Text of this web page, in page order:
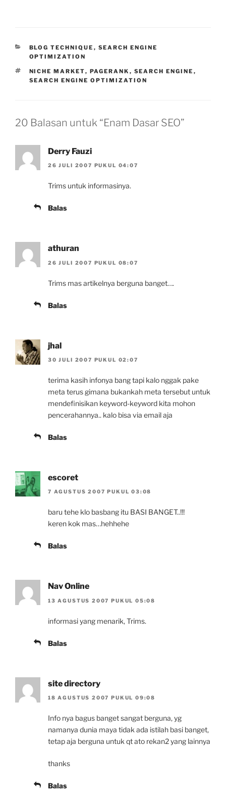
KATEGORI
BLOG TECHNIQUE , SEARCH ENGINE
OPTIMIZATION
TAG
NICHE MARKET, PAGERANK , SEARCH ENGINE ,
SEARCH ENGINE OPTIMIZATION
20 Balasan untuk “Enam Dasar SEO”
Derry Fauzi
26 JULI 2007 PUKUL 04:07
Trims untuk informasinya.
Balas
athuran
26 JULI 2007 PUKUL 08:07
Trims mas artikelnya berguna banget….
Balas
jhal
30 JULI 2007 PUKUL 02:07
terima kasih infonya bang tapi kalo nggak pake
meta terus gimana bukankah meta tersebut untuk
mendefinisikan keyword-keyword kita mohon
pencerahannya.. kalo bisa via email aja
Balas
escoret
7 AGUSTUS 2007 PUKUL 03:08
baru tehe klo basbang itu BASI BANGET..!!!
keren kok mas…hehhehe
Balas
Nav Online
13 AGUSTUS 2007 PUKUL 05:08
informasi yang menarik, Trims.
Balas
site directory
18 AGUSTUS 2007 PUKUL 09:08
Info nya bagus banget sangat berguna, yg
namanya dunia maya tidak ada istilah basi banget,
tetap aja berguna untuk qt ato rekan2 yang lainnya
thanks
Balas